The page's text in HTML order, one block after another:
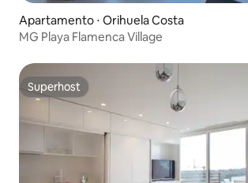
Apartamento ⋅ Orihuela Costa
MG Playa Flamenca Village
Superhost
Superhost